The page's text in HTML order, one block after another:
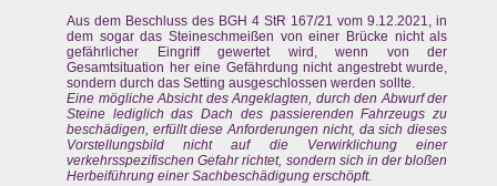
Aus dem Beschluss des BGH 4 StR 167/21 vom 9.12.2021, in
dem sogar das Steineschmeißen von einer Brücke nicht als
gefährlicher Eingriff gewertet wird, wenn von der
Gesamtsituation her eine Gefährdung nicht angestrebt wurde,
sondern durch das Setting ausgeschlossen werden sollte.
Eine mögliche Absicht des Angeklagten, durch den Abwurf der
Steine lediglich das Dach des passierenden Fahrzeugs zu
beschädigen, erfüllt diese Anforderungen nicht, da sich dieses
Vorstellungsbild nicht auf die Verwirklichung einer
verkehrsspezifischen Gefahr richtet, sondern sich in der bloßen
Herbeiführung einer Sachbeschädigung erschöpft.